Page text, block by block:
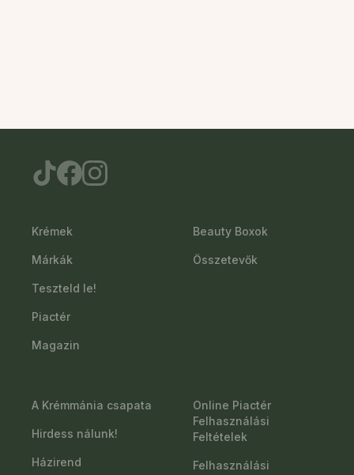
Krémek
Márkák
Teszteld le!
Piactér
Magazin
Beauty Boxok
Összetevők
A Krémmánia csapata
Hirdess nálunk!
Házirend
Online Piactér
Felhasználási
Feltételek
Felhasználási